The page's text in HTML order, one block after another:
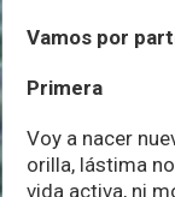
Vamos por
Primera
Voy a nacer
orilla, lástima
vida activa, ni